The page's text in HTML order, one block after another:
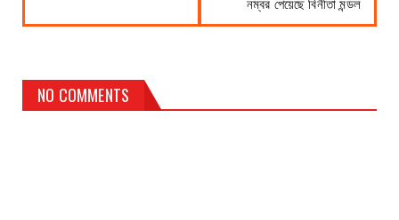
নম্বর পেয়েছে বিনীতা মন্ডল
NO COMMENTS